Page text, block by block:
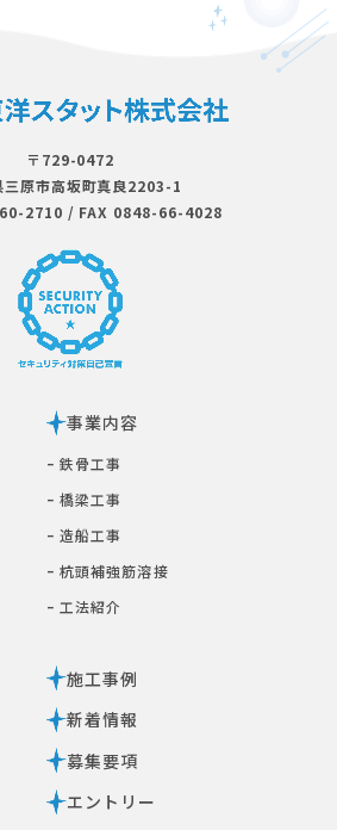
〒729-0472
三原市⾼坂町真良2203-1
2710 / FAX 0848-66-4028
事業内容
ｰ 鉄⾻⼯事
ｰ 橋梁⼯事
ｰ 造船工事
ｰ 杭頭補強筋溶接
ｰ ⼯法紹介
施工事例
新着情報
募集要項
エントリー